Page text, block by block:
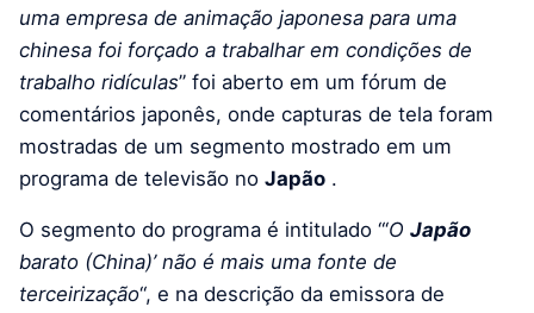
uma empresa de animação japonesa para uma
chinesa foi forçado a trabalhar em condições de
trabalho ridículas” foi aberto em um fórum de
comentários japonês, onde capturas de tela foram
mostradas de um segmento mostrado em um
programa de televisão no Japão .
O segmento do programa é intitulado “‘O Japão
barato (China)’ não é mais uma fonte de
terceirização“, e na descrição da emissora de